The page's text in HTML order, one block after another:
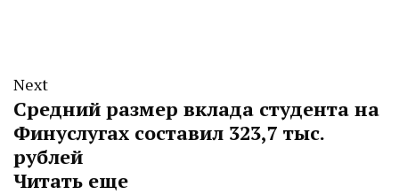
Next
Средний размер вклада студента на
Финуслугах составил 323,7 тыс.
рублей
Читать еще